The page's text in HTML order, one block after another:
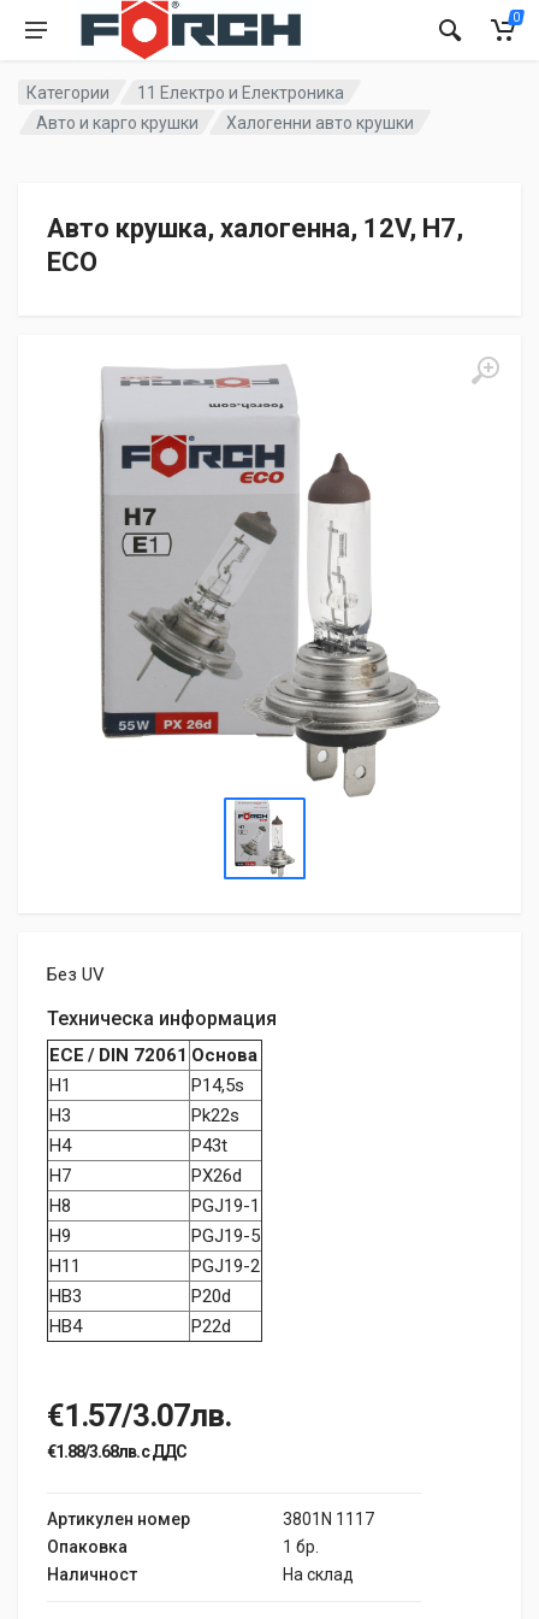
0
Категории
11 Електро и Електроника
Авто и карго крушки
Халогенни авто крушки
Авто крушка, халогенна, 12V, H7,
ECO
Без UV
Техническа информация
ECE / DIN 72061 Основа
H1
P14,5s
H3
Pk22s
H4
P43t
H7
PX26d
H8
PGJ19-1
H9
PGJ19-5
H11
PGJ19-2
HB3
P20d
HB4
P22d
€1.57/3.07лв.
€1.88/3.68лв. с ДДС
Артикулен номер
3801N 1117
Опаковка
1 бр.
Наличност
На склад